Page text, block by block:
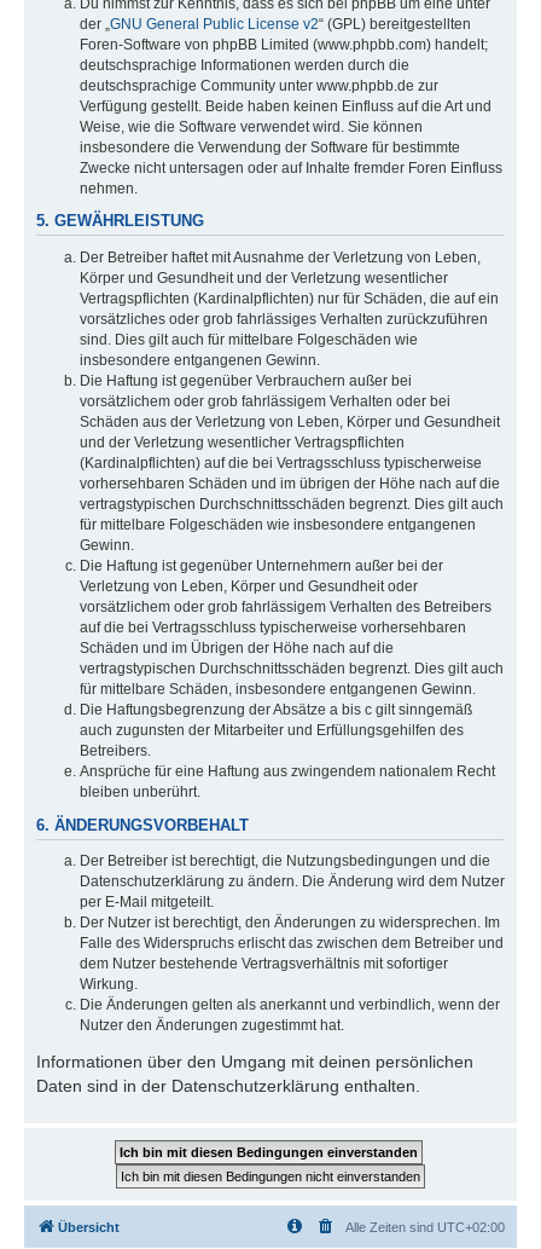
der „ GNU General Public License v2“ (GPL) bereitgestellten
Foren-Software von phpBB Limited (www.phpbb.com) handelt;
deutschsprachige Informationen werden durch die
deutschsprachige Community unter www.phpbb.de zur
Verfügung gestellt. Beide haben keinen Einfluss auf die Art und
Weise, wie die Software verwendet wird. Sie können
insbesondere die Verwendung der Software für bestimmte
Zwecke nicht untersagen oder auf Inhalte fremder Foren Einfluss
nehmen.
5. GEWÄHRLEISTUNG
Der Betreiber haftet mit Ausnahme der Verletzung von Leben,
Körper und Gesundheit und der Verletzung wesentlicher
Vertragspflichten (Kardinalpflichten) nur für Schäden, die auf ein
vorsätzliches oder grob fahrlässiges Verhalten zurückzuführen
sind. Dies gilt auch für mittelbare Folgeschäden wie
insbesondere entgangenen Gewinn.
Die Haftung ist gegenüber Verbrauchern außer bei
vorsätzlichem oder grob fahrlässigem Verhalten oder bei
Schäden aus der Verletzung von Leben, Körper und Gesundheit
und der Verletzung wesentlicher Vertragspflichten
(Kardinalpflichten) auf die bei Vertragsschluss typischerweise
vorhersehbaren Schäden und im übrigen der Höhe nach auf die
vertragstypischen Durchschnittsschäden begrenzt. Dies gilt auch
für mittelbare Folgeschäden wie insbesondere entgangenen
Gewinn.
Die Haftung ist gegenüber Unternehmern außer bei der
Verletzung von Leben, Körper und Gesundheit oder
vorsätzlichem oder grob fahrlässigem Verhalten des Betreibers
auf die bei Vertragsschluss typischerweise vorhersehbaren
Schäden und im Übrigen der Höhe nach auf die
vertragstypischen Durchschnittsschäden begrenzt. Dies gilt auch
für mittelbare Schäden, insbesondere entgangenen Gewinn.
Die Haftungsbegrenzung der Absätze a bis c gilt sinngemäß
auch zugunsten der Mitarbeiter und Erfüllungsgehilfen des
Betreibers.
Ansprüche für eine Haftung aus zwingendem nationalem Recht
bleiben unberührt.
6. ÄNDERUNGSVORBEHALT
Der Betreiber ist berechtigt, die Nutzungsbedingungen und die
Datenschutzerklärung zu ändern. Die Änderung wird dem Nutzer
per E-Mail mitgeteilt.
Der Nutzer ist berechtigt, den Änderungen zu widersprechen. Im
Falle des Widerspruchs erlischt das zwischen dem Betreiber und
dem Nutzer bestehende Vertragsverhältnis mit sofortiger
Wirkung.
Die Änderungen gelten als anerkannt und verbindlich, wenn der
Nutzer den Änderungen zugestimmt hat.
Informationen über den Umgang mit deinen persönlichen
Daten sind in der Datenschutzerklärung enthalten.
Übersicht Alle Zeiten sind UTC+02:00